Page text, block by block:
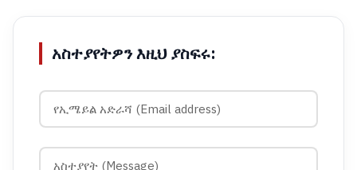
አስተያየትዎን እዚህ ያስፍሩ: